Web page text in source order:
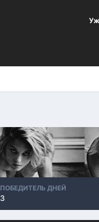
ПОБЕДИТЕЛЬ ДНЕЙ
3